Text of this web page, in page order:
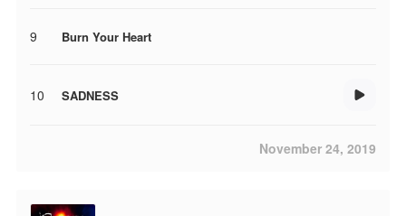
9 Burn Your Heart
10 SADNESS
November 24, 2019